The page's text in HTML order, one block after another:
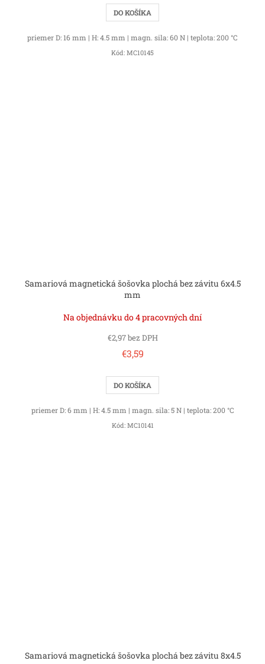
DO KOŠÍKA
priemer D: 16 mm | H: 4.5 mm | magn. sila: 60 N | teplota: 200 °C
Kód: MC10145
Samariová magnetická šošovka plochá bez závitu 6x4.5
mm
Na objednávku do 4 pracovných dní
€2,97 bez DPH
€3,59
DO KOŠÍKA
priemer D: 6 mm | H: 4.5 mm | magn. sila: 5 N | teplota: 200 °C
Kód: MC10141
Samariová magnetická šošovka plochá bez závitu 8x4.5